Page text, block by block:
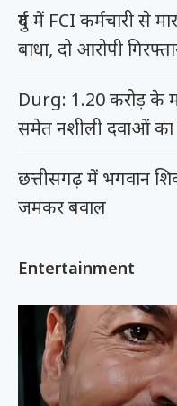
दुर्ग में FCI कर्मचारी से
बाधा, दो आरोपी
Durg: 1.20 करोड़ के
समेत नशीली दवाओं का
छत्तीसगढ़ में भगवान
जमकर बवाल
Entertainment